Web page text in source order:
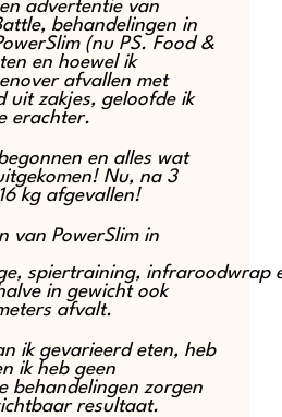
advertentie van
behandelingen in
(nu PS. Food &
en hoewel ik
afvallen met
uit zakjes, geloofde ik
erachter.
en alles wat
Nu, na 3
kg afgevallen!
van PowerSlim in
spiertraining, infraroodwrap
in gewicht ook
afvalt.
ik gevarieerd eten, heb
ik heb geen
behandelingen zorgen
resultaat.